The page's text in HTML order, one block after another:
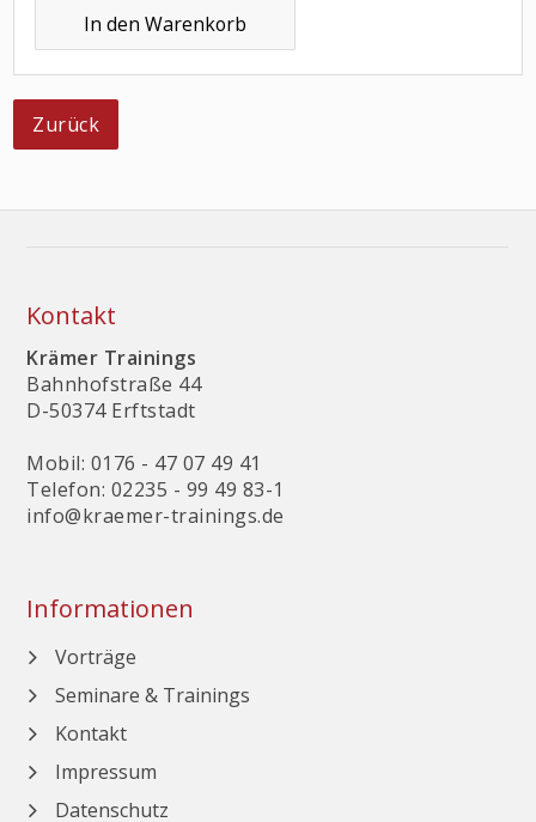
Zurück
Kontakt
Krämer Trainings
Bahnhofstraße 44
D-50374 Erftstadt
Mobil: 0176 - 47 07 49 41
Telefon: 02235 - 99 49 83-1
info@kraemer-trainings.de
Informationen
Navigation
überspringen
Vorträge
Seminare & Trainings
Kontakt
Impressum
Datenschutz